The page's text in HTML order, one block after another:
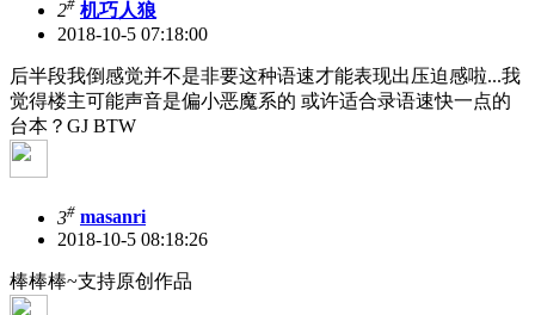
2# 机巧人狼
2018-10-5 07:18:00
后半段我倒感觉并不是非要这种语速才能表现出压迫感啦...我
觉得楼主可能声音是偏小恶魔系的 或许适合录语速快一点的
台本？GJ BTW
3# masanri
2018-10-5 08:18:26
棒棒棒~支持原创作品